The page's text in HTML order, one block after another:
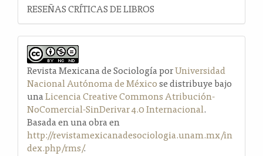
RESEÑAS CRÍTICAS DE LIBROS
Revista Mexicana de Sociología porUniversidad
Nacional Autónoma de Méxicose distribuye bajo
unaLicencia Creative Commons Atribución-
NoComercial-SinDerivar 4.0 Internacional.
Basada en una obra en
http://revistamexicanadesociologia.unam.mx/in
dex.php/rms/.